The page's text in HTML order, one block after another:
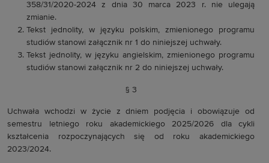
358/31/2020-2024 z dnia 30 marca 2023 r. nie ulegają
zmianie.
Tekst jednolity, w języku polskim, zmienionego programu
studiów stanowi załącznik nr 1 do niniejszej uchwały.
Tekst jednolity, w języku angielskim, zmienionego programu
studiów stanowi załącznik nr 2 do niniejszej uchwały.
§ 3
Uchwała wchodzi w życie z dniem podjęcia i obowiązuje od
semestru letniego roku akademickiego 2025/2026 dla cykli
kształcenia rozpoczynających się od roku akademickiego
2023/2024.